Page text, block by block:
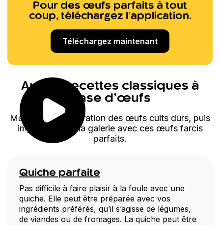
Pour des œufs parfaits à tout
coup, téléchargez l’application.
Téléchargez maintenant
Autres recettes classiques à
base d’œufs
Maîtrisez la préparation des œufs cuits durs, puis
impressionnez la galerie avec ces œufs farcis
parfaits.
Quiche parfaite
Pas difficile à faire plaisir à la foule avec une
quiche. Elle peut être préparée avec vos
ingrédients préférés, qu’il s’agisse de légumes,
de viandes ou de fromages. La quiche peut être